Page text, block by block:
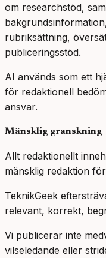
om researchstöd,
rubriksättning,
publiceringsstöd.
AI används som ett
för redaktionell
ansvar.
Mänsklig granskning
Allt redaktionellt
mänsklig redaktion
TeknikGeek
relevant, korrekt,
Vi publicerar inte
vilseledande eller